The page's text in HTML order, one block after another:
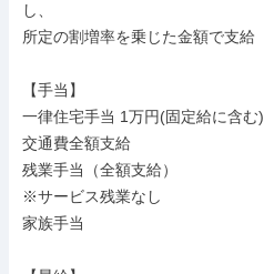
し、
所定の割増率を乗じた金額で支給
【手当】
一律住宅手当 1万円(固定給に含む)
交通費全額支給
残業手当（全額支給）
※サービス残業なし
家族手当